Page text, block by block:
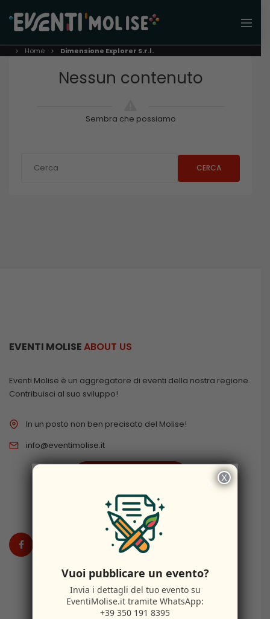
Home Dimensione Explorer S.r.l.
Nessun contenuto
Sembra che possiamo
CERCA
EVENTI MOLISEABOUT US
Eventi Molise è un aggregatore di eventi della nostra regione.
Contribuisci al suo sviluppo!
In un posto non ben precisato del Molise!
info@eventimolise.it
DISCLAIMER
×
Vuoi pubblicare un evento?
Invia i dettagli del tuo evento su
EventiMolise.it tramite WhatsApp:
+39 350 191 8395
X